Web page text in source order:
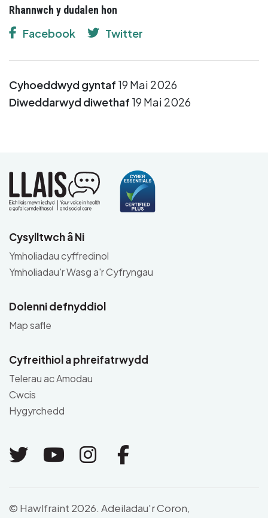
Rhannwch y dudalen hon
Facebook Twitter
Cyhoeddwyd gyntaf 19 Mai 2026
Diweddarwyd diwethaf 19 Mai 2026
Cysylltwch â Ni
Ymholiadau cyffredinol
Ymholiadau'r Wasg a'r Cyfryngau
Dolenni defnyddiol
Map safle
Cyfreithiol a phreifatrwydd
Telerau ac Amodau
Cwcis
Hygyrchedd
Link to Twitter
Link to Youtube
Link to Instagram
Link to
© Hawlfraint 2026. Adeiladau'r Coron,